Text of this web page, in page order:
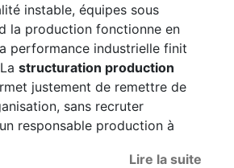
instable, équipes sous
la production fonctionne en
performance industrielle finit
structuration production
justement de remettre de
sans recruter
responsable production à
Lire la suite